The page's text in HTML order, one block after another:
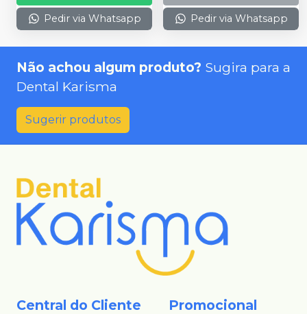
Pedir via Whatsapp Pedir via Whatsapp
Não achou algum produto? Sugira para a
Dental Karisma
Sugerir produtos
Central do Cliente Promocional